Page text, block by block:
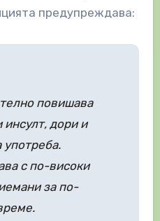
предупреждава:
повишава
инсулт, дори и
употреба.
с по-високи
за по-